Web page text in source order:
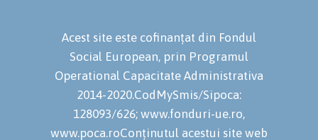
Acest site este cofinanțat din Fondul
Social European, prin Programul
Operational Capacitate Administrativa
2014-2020.CodMySmis/Sipoca:
128093/626; www.fonduri-ue.ro,
www.poca.roConținutul acestui site web